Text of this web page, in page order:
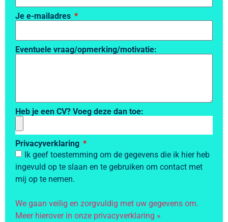
Je e-mailadres
Eventuele vraag/opmerking/motivatie:
Heb je een CV? Voeg deze dan toe:
Privacyverklaring
Ik geef toestemming om de gegevens die ik hier heb
ingevuld op te slaan en te gebruiken om contact met
mij op te nemen.
We gaan veilig en zorgvuldig met uw gegevens om.
Meer hierover in onze privacyverklaring »